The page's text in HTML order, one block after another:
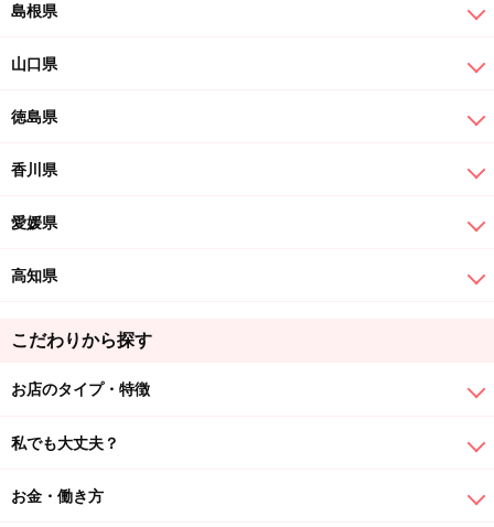
島根県
山口県
徳島県
香川県
愛媛県
高知県
こだわりから探す
お店のタイプ・特徴
私でも大丈夫？
お金・働き方